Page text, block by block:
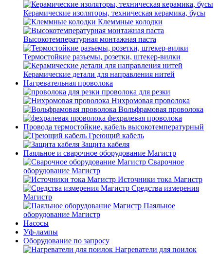
Керамические изоляторы, техническая керамика, бусы
Клеммные колодки
Высокотемпературная монтажная паста
Термостойкие разъемы, розетки, штекер-вилки
Керамические детали для направления нитей
Нагревательная проволока
проволока для резки
Нихромовая проволока
Вольфрамовая проволока
фехралевая проволока
Провода термостойкие, кабель высокотемпературный
Греющий кабель
Защита кабеля
Паяльное и сварочное оборудование Магистр
Сварочное
оборудование Магистр
Источники тока Магистр
Средства измерения
Магистр
Паяльное
оборудование Магистр
Насосы
Уф-лампы
Оборудование по запросу
Нагреватели для поилок